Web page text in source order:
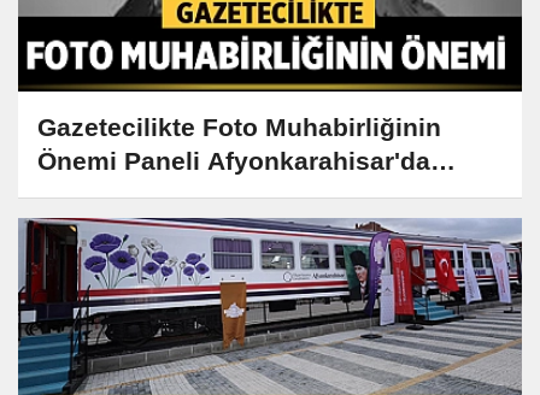
Gazetecilikte Foto Muhabirliğinin
Önemi Paneli Afyonkarahisar'da
Gerçekleşiyor